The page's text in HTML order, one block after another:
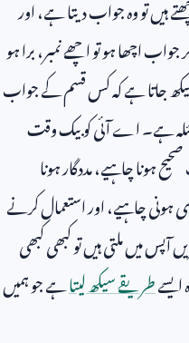
تو وہ جواب دیتا ہے، اور
اچھا ہو تو اچھے نمبر، برا ہو
جاتا ہے کہ کس قسم کے جواب
ہے۔ اے آئی کو بیک وقت
ہونا چاہیے، مددگار ہونا
ہونی چاہیے، اور استعمال کرنے
میں ملتی ہیں تو کبھی کبھی
طریقے سیکھ لیتاہے جو ہمیں